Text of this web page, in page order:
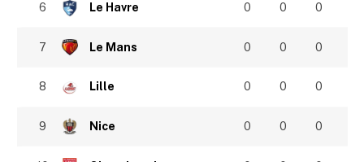
6 Le Havre 0 0 0
7 Le Mans 0 0 0
8 Lille 0 0 0
9 Nice 0 0 0